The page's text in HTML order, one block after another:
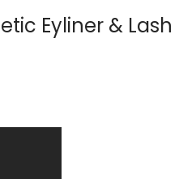
Eyliner & Lash